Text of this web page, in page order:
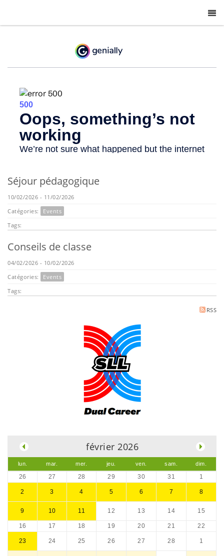
Séjour pédagogique
10/02/2026 - 11/02/2026
Catégories:
Events
Tags:
Conseils de classe
04/02/2026 - 10/02/2026
Catégories:
Events
Tags:
RSS
février 2026
lun. mar. mer. jeu. ven. sam. dim.
26 27 28 29 30 31 1
2 3 4 5 6 7 8
9 10 11 12 13 14 15
16 17 18 19 20 21 22
23 24 25 26 27 28 1